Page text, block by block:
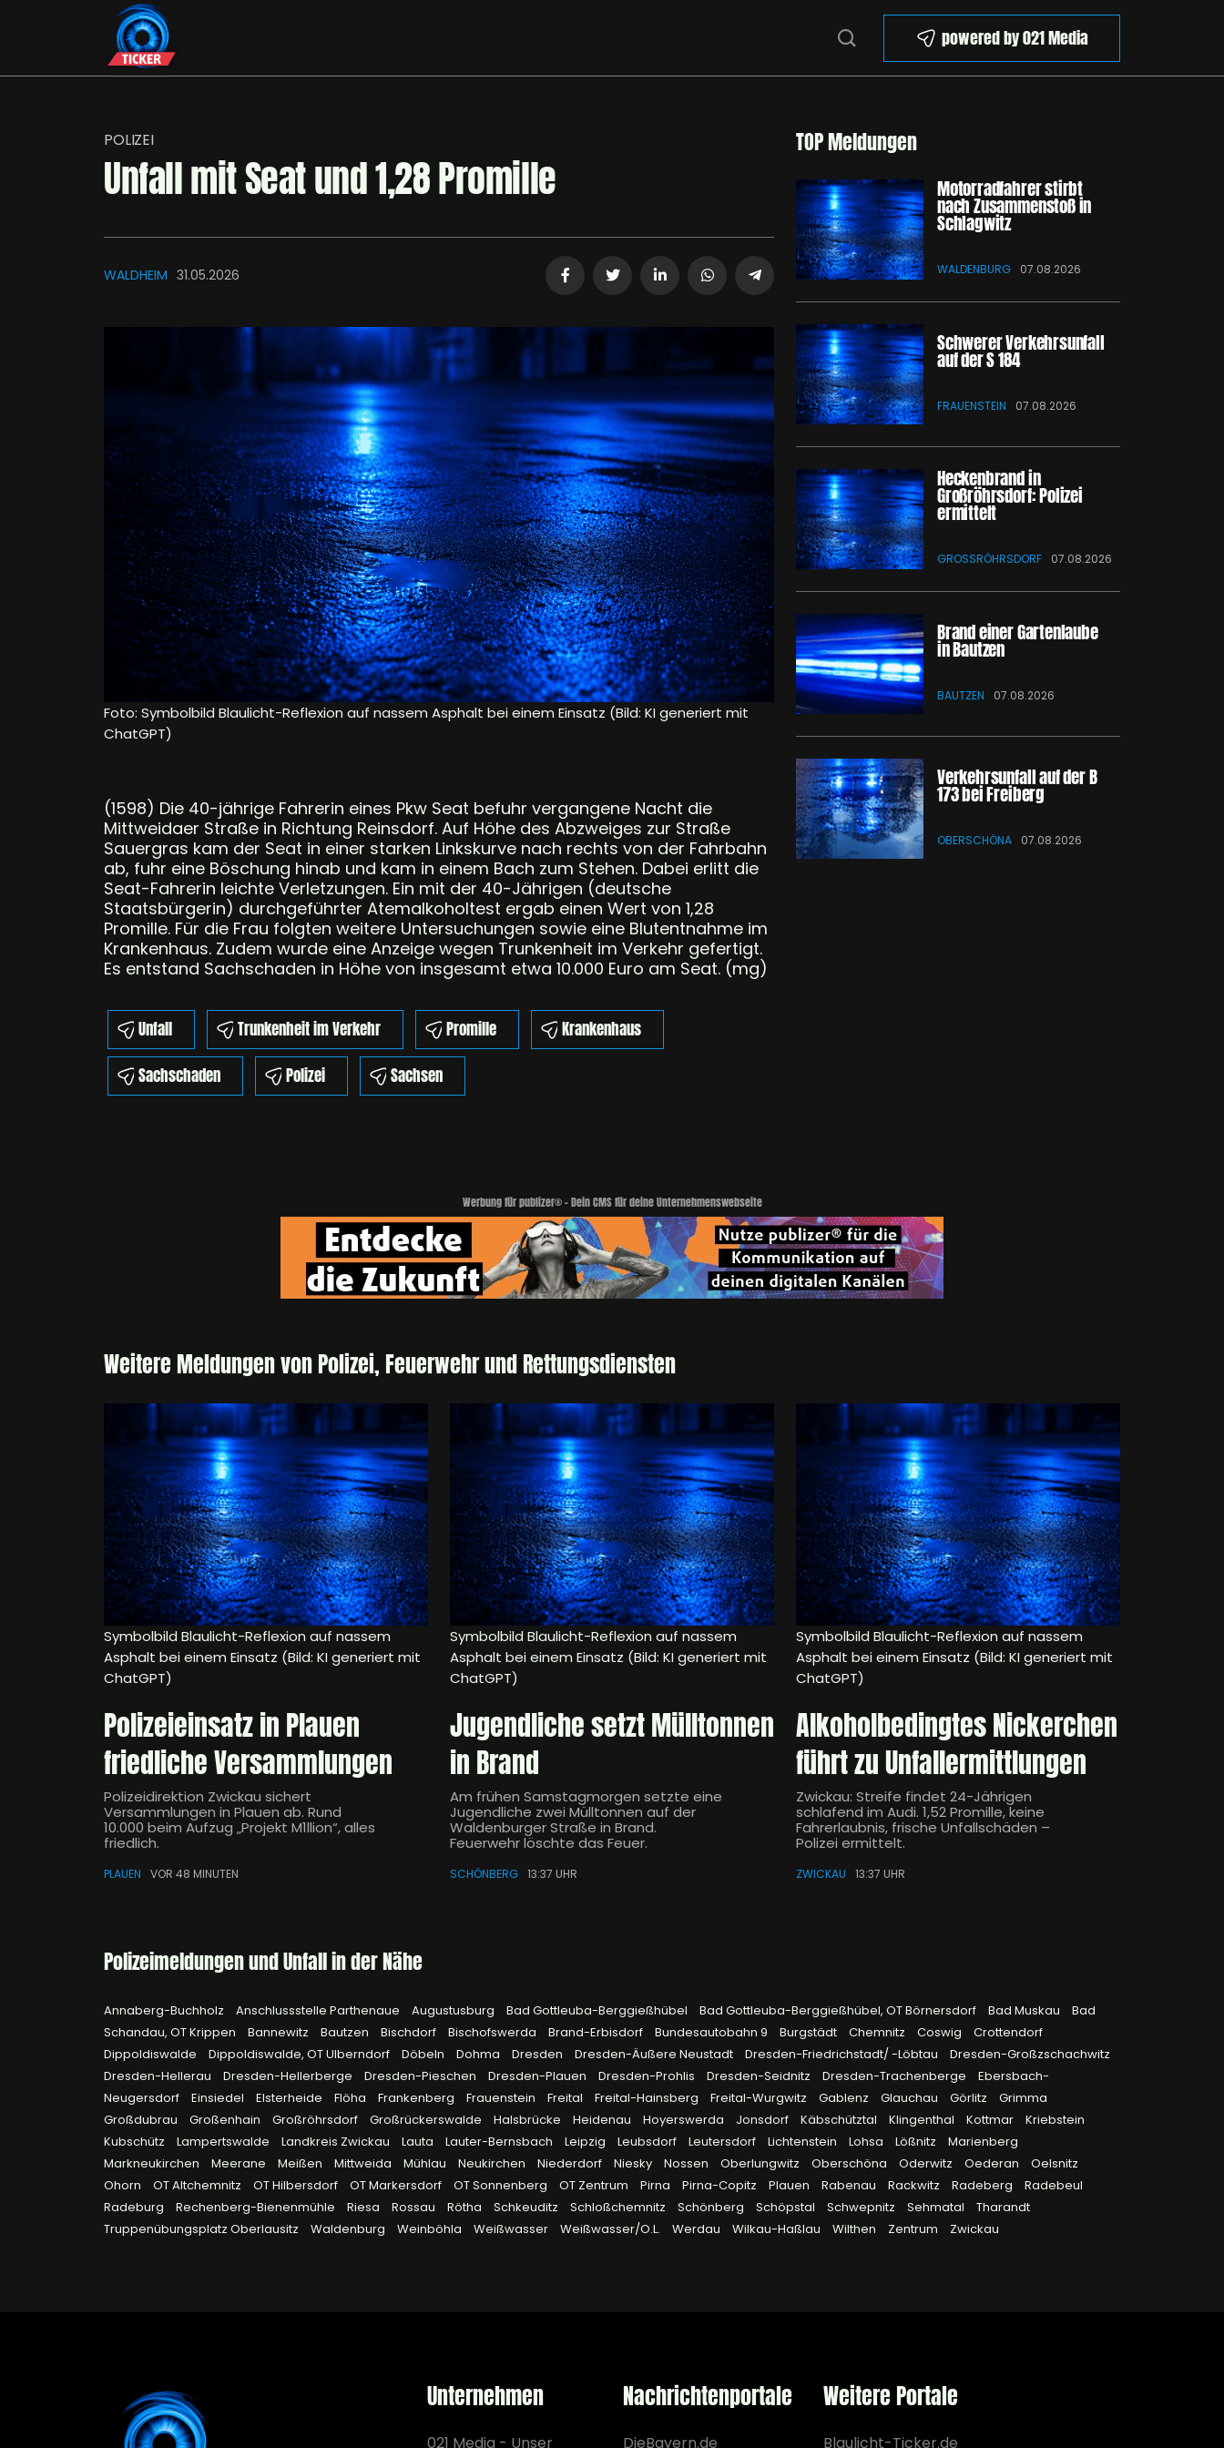
powered by 021 Media
POLIZEI
Unfall mit Seat und 1,28 Promille
WALDHEIM 31.05.2026
Foto: Symbolbild Blaulicht-Reflexion auf nassem Asphalt bei einem Einsatz (Bild: KI generiert mit
ChatGPT)
(1598) Die 40-jährige Fahrerin eines Pkw Seat befuhr vergangene Nacht die
Mittweidaer Straße in Richtung Reinsdorf. Auf Höhe des Abzweiges zur Straße
Sauergras kam der Seat in einer starken Linkskurve nach rechts von der Fahrbahn
ab, fuhr eine Böschung hinab und kam in einem Bach zum Stehen. Dabei erlitt die
Seat-Fahrerin leichte Verletzungen. Ein mit der 40-Jährigen (deutsche
Staatsbürgerin) durchgeführter Atemalkoholtest ergab einen Wert von 1,28
Promille. Für die Frau folgten weitere Untersuchungen sowie eine Blutentnahme im
Krankenhaus. Zudem wurde eine Anzeige wegen Trunkenheit im Verkehr gefertigt.
Es entstand Sachschaden in Höhe von insgesamt etwa 10.000 Euro am Seat. (mg)
Unfall Trunkenheit im Verkehr Promille
Krankenhaus
Sachschaden
Polizei Sachsen
TOP Meldungen
Motorradfahrer stirbt
nach Zusammenstoß in
Schlagwitz
WALDENBURG 07.08.2026
Schwerer Verkehrsunfall
auf der S 184
FRAUENSTEIN 07.08.2026
Heckenbrand in
Großröhrsdorf: Polizei
ermittelt
GROSSRÖHRSDORF 07.08.2026
Brand einer Gartenlaube
in Bautzen
BAUTZEN 07.08.2026
Verkehrsunfall auf der B
173 bei Freiberg
OBERSCHÖNA 07.08.2026
Werbung für publizer® - Dein CMS für deine Unternehmenswebseite
Weitere Meldungen von Polizei, Feuerwehr und Rettungsdiensten
Symbolbild Blaulicht-Reflexion auf nassem
Asphalt bei einem Einsatz (Bild: KI generiert mit
ChatGPT)
Polizeieinsatz in Plauen
friedliche Versammlungen
Polizeidirektion Zwickau sichert
Versammlungen in Plauen ab. Rund
10.000 beim Aufzug „Projekt M1llion“, alles
friedlich.
PLAUEN VOR 48 MINUTEN
Symbolbild Blaulicht-Reflexion auf nassem
Asphalt bei einem Einsatz (Bild: KI generiert mit
ChatGPT)
Jugendliche setzt Mülltonnen
in Brand
Am frühen Samstagmorgen setzte eine
Jugendliche zwei Mülltonnen auf der
Waldenburger Straße in Brand.
Feuerwehr löschte das Feuer.
SCHÖNBERG 13:37 UHR
Symbolbild Blaulicht-Reflexion auf nassem
Asphalt bei einem Einsatz (Bild: KI generiert mit
ChatGPT)
Alkoholbedingtes Nickerchen
führt zu Unfallermittlungen
Zwickau: Streife findet 24-Jährigen
schlafend im Audi. 1,52 Promille, keine
Fahrerlaubnis, frische Unfallschäden –
Polizei ermittelt.
ZWICKAU 13:37 UHR
Polizeimeldungen und Unfall in der Nähe
Annaberg-Buchholz Anschlussstelle Parthenaue Augustusburg Bad Gottleuba-Berggießhübel Bad Gottleuba-Berggießhübel, OT Börnersdorf Bad Muskau
Bad
Schandau, OT Krippen
Bannewitz Bautzen Bischdorf Bischofswerda Brand-Erbisdorf Bundesautobahn 9 Burgstädt Chemnitz Coswig
Crottendorf
Dippoldiswalde
Dippoldiswalde, OT Ulberndorf Döbeln Dohma Dresden Dresden-Äußere Neustadt Dresden-Friedrichstadt/ -Löbtau
Dresden-Großzschachwitz
Dresden-Hellerau
Dresden-Hellerberge Dresden-Pieschen Dresden-Plauen Dresden-Prohlis Dresden-Seidnitz Dresden-Trachenberge
Ebersbach-
Neugersdorf
Einsiedel Elsterheide Flöha Frankenberg Frauenstein Freital Freital-Hainsberg Freital-Wurgwitz Gablenz Glauchau Görlitz
Grimma
Großdubrau
Großenhain Großröhrsdorf Großrückerswalde Halsbrücke Heidenau Hoyerswerda Jonsdorf Käbschütztal Klingenthal Kottmar
Kriebstein
Kubschütz
Lampertswalde Landkreis Zwickau Lauta Lauter-Bernsbach Leipzig Leubsdorf Leutersdorf Lichtenstein Lohsa Lößnitz
Marienberg
Markneukirchen
Meerane Meißen Mittweida Mühlau Neukirchen Niederdorf Niesky Nossen Oberlungwitz Oberschöna Oderwitz Oederan
Oelsnitz
Ohorn
OT Altchemnitz OT Hilbersdorf OT Markersdorf OT Sonnenberg OT Zentrum Pirna Pirna-Copitz Plauen Rabenau Rackwitz Radeberg
Radebeul
Radeburg
Rechenberg-Bienenmühle Riesa Rossau Rötha Schkeuditz Schloßchemnitz Schönberg Schöpstal Schwepnitz Sehmatal
Tharandt
Truppenübungsplatz Oberlausitz
Waldenburg Weinböhla Weißwasser Weißwasser/O.L. Werdau Wilkau-Haßlau Wilthen Zentrum Zwickau
Unternehmen
021 Media - Unser
Nachrichtenportale
DieBayern.de
Weitere Portale
Blaulicht-Ticker.de